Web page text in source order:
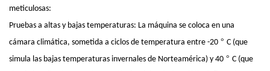
meticulosas:
Pruebas a altas y bajas temperaturas: La máquina se coloca en una
cámara climática, sometida a ciclos de temperatura entre -20 ° C (que
simula las bajas temperaturas invernales de Norteamérica) y 40 ° C (que